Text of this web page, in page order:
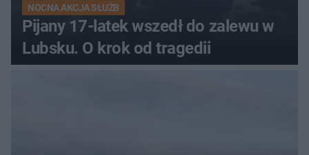
NOCNA AKCJA SŁUŻB
Pijany 17-latek wszedł do zalewu w
Lubsku. O krok od tragedii